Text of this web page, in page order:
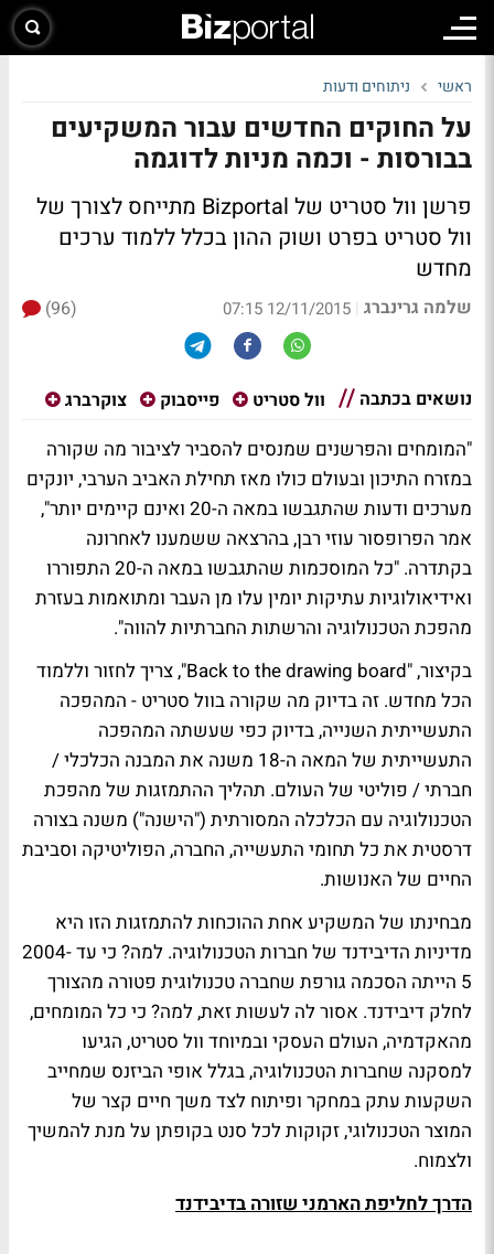
ראשי ניתוחים ודעות
על החוקים החדשים עבור המשקיעים
בבורסות - וכמה מניות לדוגמה
פרשן וול סטריט של Bizportal מתייחס לצורך של
וול סטריט בפרט ושוק ההון בכלל ללמוד ערכים
מחדש
שלמה גרינברג |
12/11/2015 07:15
(96)
נושאים בכתבה וול סטריט פייסבוק צוקרברג
"המומחים והפרשנים שמנסים להסביר לציבור מה שקורה
במזרח התיכון ובעולם כולו מאז תחילת האביב הערבי, יונקים
מערכים ודעות שהתגבשו במאה ה-20 ואינם קיימים יותר",
אמר הפרופסור עוזי רבן, בהרצאה ששמענו לאחרונה
בקתדרה. "כל המוסכמות שהתגבשו במאה ה-20 התפוררו
ואידיאולוגיות עתיקות יומין עלו מן העבר ומתואמות בעזרת
מהפכת הטכנולוגיה והרשתות החברתיות להווה".
בקיצור, "Back to the drawing board", צריך לחזור וללמוד
הכל מחדש. זה בדיוק מה שקורה בוול סטריט - המהפכה
התעשייתית השנייה, בדיוק כפי שעשתה המהפכה
התעשייתית של המאה ה-18 משנה את המבנה הכלכלי /
חברתי / פוליטי של העולם. תהליך ההתמזגות של מהפכת
הטכנולוגיה עם הכלכלה המסורתית ("הישנה") משנה בצורה
דרסטית את כל תחומי התעשייה, החברה, הפוליטיקה וסביבת
החיים של האנושות.
מבחינתו של המשקיע אחת ההוכחות להתמזגות הזו היא
מדיניות הדיבידנד של חברות הטכנולוגיה. למה? כי עד 2004-
5 הייתה הסכמה גורפת שחברה טכנולוגית פטורה מהצורך
לחלק דיבידנד. אסור לה לעשות זאת, למה? כי כל המומחים,
מהאקדמיה, העולם העסקי ובמיוחד וול סטריט, הגיעו
למסקנה שחברות הטכנולוגיה, בגלל אופי הביזנס שמחייב
השקעות עתק במחקר ופיתוח לצד משך חיים קצר של
המוצר הטכנולוגי, זקוקות לכל סנט בקופתן על מנת להמשיך
ולצמוח.
הדרך לחליפת הארמני שזורה בדיבידנד